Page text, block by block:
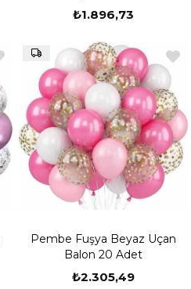
₺1.896,73
Pembe Fuşya Beyaz Uçan
Balon 20 Adet
₺2.305,49